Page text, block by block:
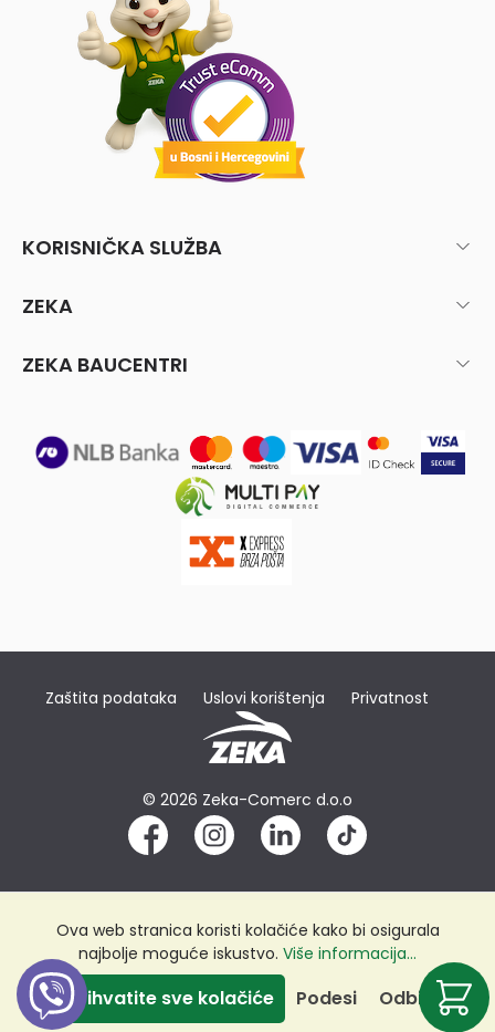
KORISNIČKA SLUŽBA
ZEKA
ZEKA BAUCENTRI
Zaštita podataka Uslovi korištenja Privatnost
© 2026 Zeka-Comerc d.o.o
Ova web stranica koristi kolačiće kako bi osigurala
najbolje moguće iskustvo. Više informacija...
Odbij
Podesi
Prihvatite sve kolačiće